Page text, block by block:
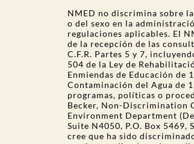
NMED no discrimina sobre
o del sexo en la
regulaciones aplicables. El
de la recepción de las
C.F.R. Partes 5 y 7,
504 de la Ley de
Enmiendas de Educación de
Contaminación del Agua de
programas, políticas o
Becker, Non-Discrimination
Environment Department
Suite N4050, P.O. Box 5469,
cree que ha sido